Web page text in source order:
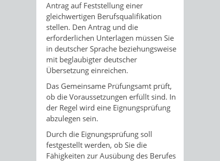
Antrag auf Feststellung einer
gleichwertigen Berufsqualifikation
stellen. Den Antrag und die
erforderlichen Unterlagen müssen Sie
in deutscher Sprache beziehungsweise
mit beglaubigter deutscher
Übersetzung einreichen.
Das Gemeinsame Prüfungsamt prüft,
ob die Voraussetzungen erfüllt sind. In
der Regel wird eine Eignungsprüfung
abzulegen sein.
Durch die Eignungsprüfung soll
festgestellt werden, ob Sie die
Fähigkeiten zur Ausübung des Berufes